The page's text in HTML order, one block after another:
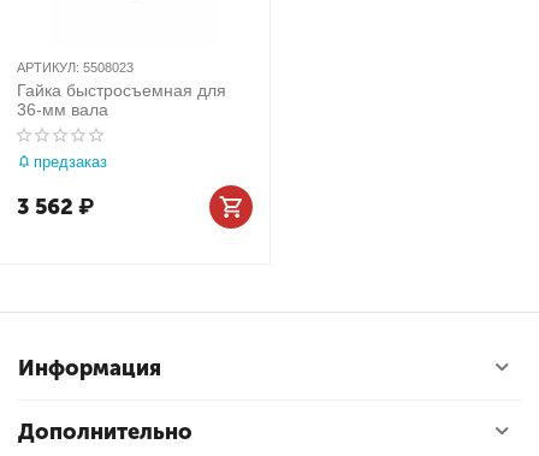
АРТИКУЛ: 5508023
Гайка быстросъемная для
36-мм вала
предзаказ
3 562 ₽
Информация
Дополнительно